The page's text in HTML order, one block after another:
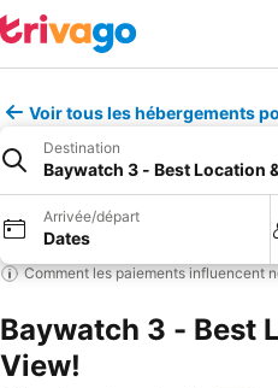
Voir tous les hébergements
Destination
Baywatch 3 - Best Location
Arrivée/départ
Dates
Comment les paiements influencent
Baywatch 3 - Best
View!